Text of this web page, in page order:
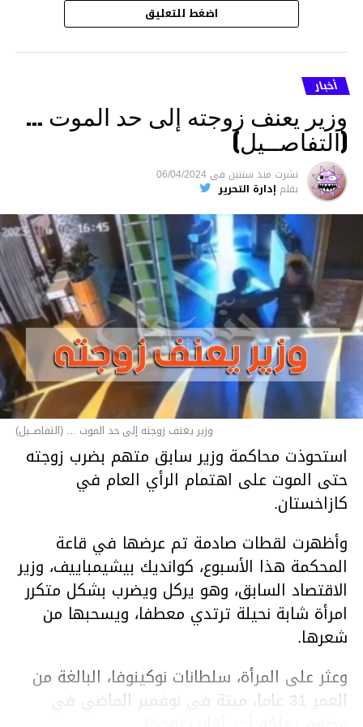
اضغط للتعليق
أخبار
وزير يعنف زوجته إلى حد الموت …
(التفاصــيل)
نشرت منذ سنتين فى 06/04/2024
بقلم إدارة التحرير
وزير يعنف زوجته إلى حد الموت ... (التفاصــيل)
استحوذت محاكمة وزير سابق متهم بضرب زوجته
حتى الموت على اهتمام الرأي العام في
كازاخستان.
وأظهرت لقطات صادمة تم عرضها في قاعة
المحكمة هذا الأسبوع، كوانديك بيشيمباييف، وزير
الاقتصاد السابق، وهو يركل ويضرب بشكل متكرر
امرأة شابة نحيلة ترتدي معطفا، ويسحبها من
شعرها.
وعثر على المرأة، سلطانات نوكينوفا، البالغة من
العمر 31 عاما، ميتة في نوفمبر الماضي في